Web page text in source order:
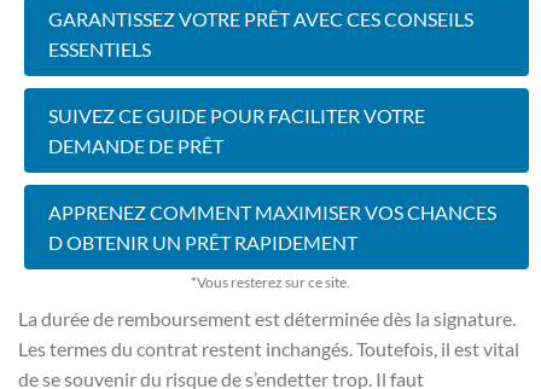
GARANTISSEZ VOTRE PRÊT AVEC CES CONSEILS
ESSENTIELS
SUIVEZ CE GUIDE POUR FACILITER VOTRE
DEMANDE DE PRÊT
APPRENEZ COMMENT MAXIMISER VOS CHANCES
D OBTENIR UN PRÊT RAPIDEMENT
*Vous resterez sur ce site.
La durée de remboursement est déterminée dès la signature.
Les termes du contrat restent inchangés. Toutefois, il est vital
de se souvenir du risque de s’endetter trop. Il faut